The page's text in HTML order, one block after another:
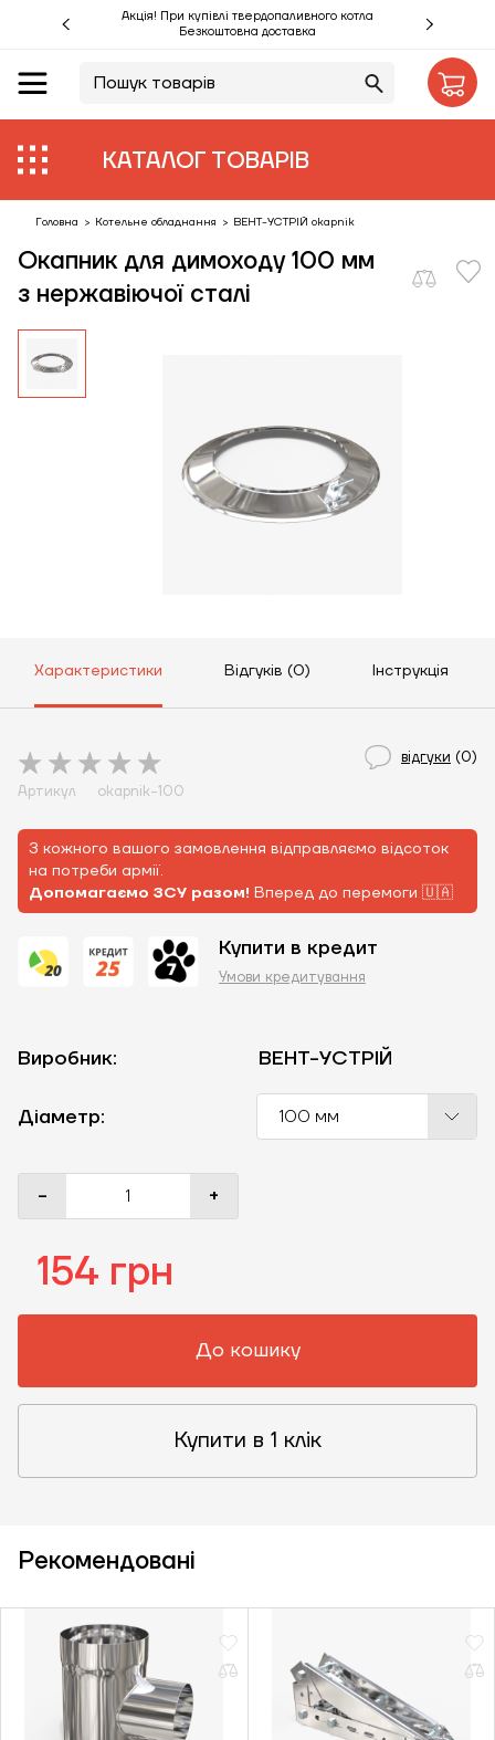
Акція! При купівлі твердопаливного котла
Безкоштовна доставка
КАТАЛОГ ТОВАРІВ
Акції %
Виробники
Об'єкти
Монтаж
Клієнтам
Головна > Котельне обладнання > ВЕНТ-УСТРІЙ okapnik
Окапник для димоходу 100 мм
з нержавіючої сталі
Характеристики Відгуків (0) Інструкція
відгуки (0)
Артикул
okapnik-100
З кожного вашого замовлення відправляємо відсоток
на потреби армії.
Допомагаємо ЗСУ разом! Вперед до перемоги 🇺🇦
Купити в кредит
Умови кредитування
Виробник: ВЕНТ-УСТРІЙ
Діаметр: 100 мм
- +
154 грн
До кошику
Купити в 1 клік
Рекомендовані